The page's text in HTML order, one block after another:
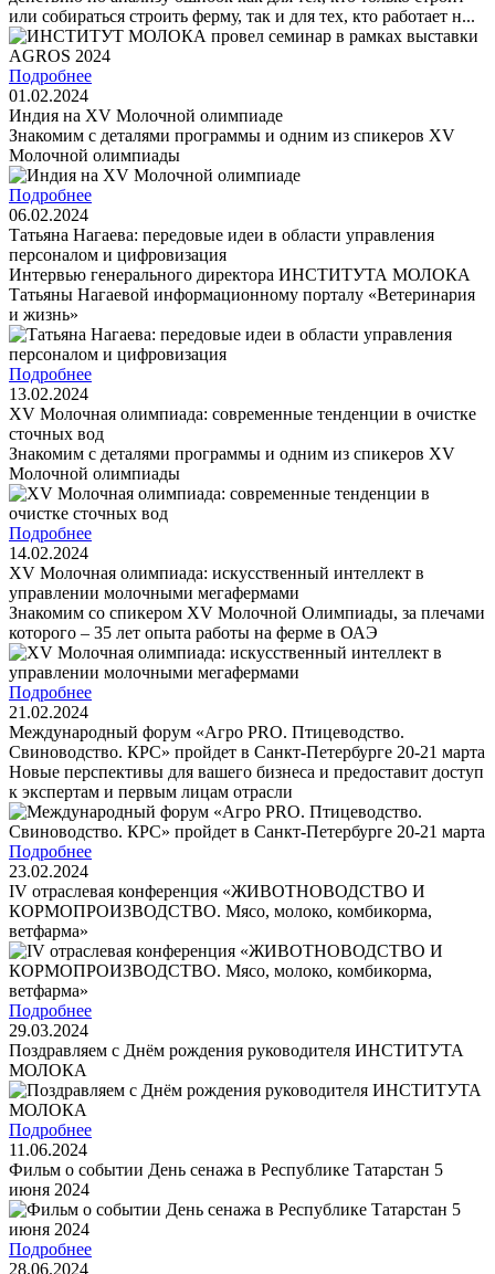
или собираться строить ферму, так и для тех, кто работает н...
Подробнее
01.02.2024
Индия на XV Молочной олимпиаде
Знакомим с деталями программы и одним из спикеров XV
Молочной олимпиады
Подробнее
06.02.2024
Татьяна Нагаева: передовые идеи в области управления
персоналом и цифровизация
Интервью генерального директора ИНСТИТУТА МОЛОКА
Татьяны Нагаевой информационному порталу «Ветеринария
и жизнь»
Подробнее
13.02.2024
XV Молочная олимпиада: современные тенденции в очистке
сточных вод
Знакомим с деталями программы и одним из спикеров XV
Молочной олимпиады
Подробнее
14.02.2024
XV Молочная олимпиада: искусственный интеллект в
управлении молочными мегафермами
Знакомим со спикером XV Молочной Олимпиады, за плечами
которого – 35 лет опыта работы на ферме в ОАЭ
Подробнее
21.02.2024
Международный форум «Агро PRO. Птицеводство.
Свиноводство. КРС» пройдет в Санкт-Петербурге 20-21 марта
Новые перспективы для вашего бизнеса и предоставит доступ
к экспертам и первым лицам отрасли
Подробнее
23.02.2024
IV отраслевая конференция «ЖИВОТНОВОДСТВО И
КОРМОПРОИЗВОДСТВО. Мясо, молоко, комбикорма,
ветфарма»
Подробнее
29.03.2024
Поздравляем с Днём рождения руководителя ИНСТИТУТА
МОЛОКА
Подробнее
11.06.2024
Фильм о событии День сенажа в Республике Татарстан 5
июня 2024
Подробнее
28.06.2024